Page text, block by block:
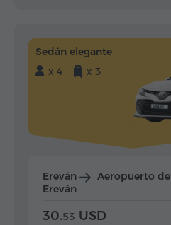
Sedán elegante
x 4
x 3
Ereván
Aeropuerto de
Ereván
30.53 USD